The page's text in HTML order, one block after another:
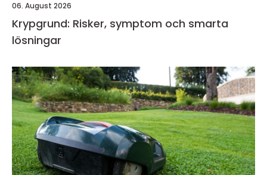
06. August 2026
Krypgrund: Risker, symptom och smarta
lösningar